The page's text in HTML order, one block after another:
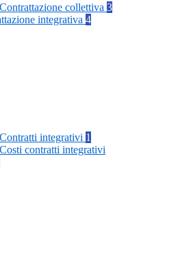
Contrattazione collettiva 3
integrativa 4
Contratti integrativi 1
Costi contratti integrativi